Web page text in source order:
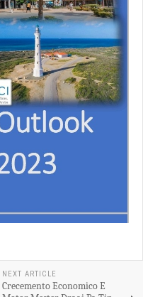
NEXT ARTICLE
Crecemento Economico E